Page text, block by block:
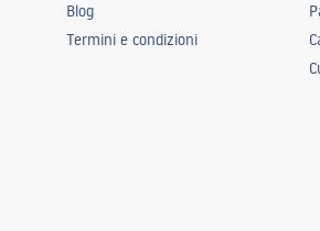
Blog
Termini e condizioni